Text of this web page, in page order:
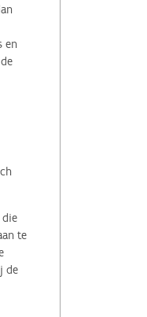
en
die
te
de